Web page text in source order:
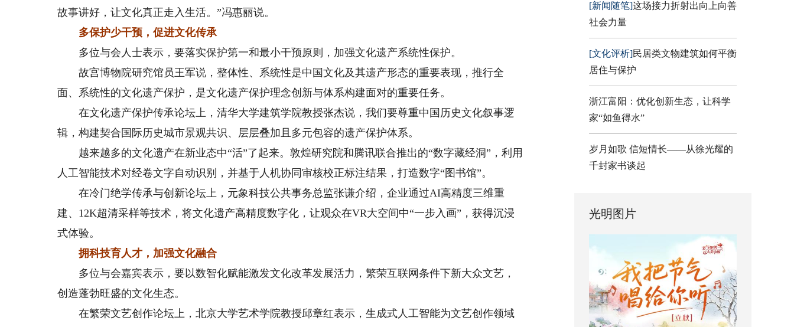
故事讲好，让文化真正走入生活。”冯惠丽说。
多保护少干预，促进文化传承
多位与会人士表示，要落实保护第一和最小干预原则，加强文化遗产系统性保护。
故宫博物院研究馆员王军说，整体性、系统性是中国文化及其遗产形态的重要表现，推行全
面、系统性的文化遗产保护，是文化遗产保护理念创新与体系构建面对的重要任务。
在文化遗产保护传承论坛上，清华大学建筑学院教授张杰说，我们要尊重中国历史文化叙事逻
辑，构建契合国际历史城市景观共识、层层叠加且多元包容的遗产保护体系。
越来越多的文化遗产在新业态中“活”了起来。敦煌研究院和腾讯联合推出的“数字藏经洞”，利用
人工智能技术对经卷文字自动识别，并基于人机协同审核校正标注结果，打造数字“图书馆”。
在冷门绝学传承与创新论坛上，元象科技公共事务总监张谦介绍，企业通过AI高精度三维重
建、12K超清采样等技术，将文化遗产高精度数字化，让观众在VR大空间中“一步入画”，获得沉浸
式体验。
拥科技育人才，加强文化融合
多位与会嘉宾表示，要以数智化赋能激发文化改革发展活力，繁荣互联网条件下新大众文艺，
创造蓬勃旺盛的文化生态。
在繁荣文艺创作论坛上，北京大学艺术学院教授邱章红表示，生成式人工智能为文艺创作领域
[新闻随笔]这场接力折射出向上向善
社会力量
[文化评析]民居类文物建筑如何平衡
居住与保护
浙江富阳：优化创新生态，让科学
家“如鱼得水”
岁月如歌 信短情长——从徐光耀的
千封家书谈起
光明图片